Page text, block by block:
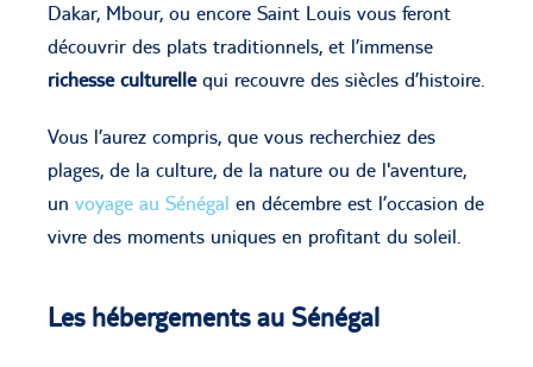
Dakar, Mbour, ou encore Saint Louis vous feront
découvrir des plats traditionnels, et l’immense
richesse culturellequi recouvre des siècles d’histoire.
Vous l’aurez compris, que vous recherchiez des
plages, de la culture, de la nature ou de l'aventure,
un voyage au Sénégal en décembre est l’occasion de
vivre des moments uniques en profitant du soleil.
Les hébergements au Sénégal